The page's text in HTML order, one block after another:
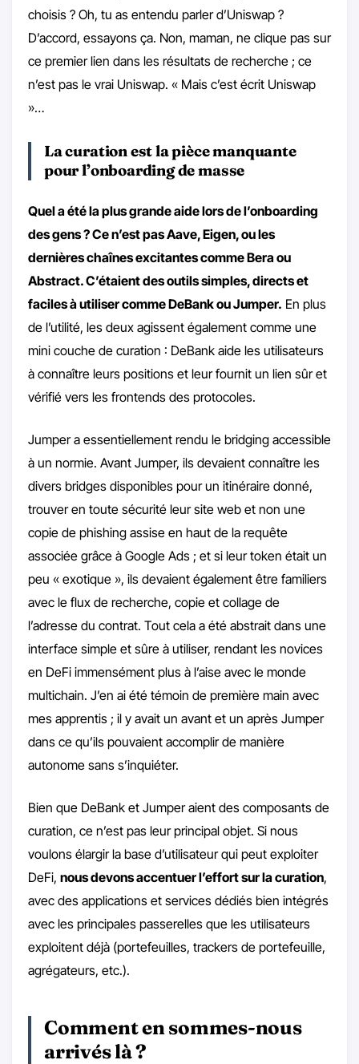
choisis ? Oh, tu as entendu parler d’Uniswap ?
D’accord, essayons ça. Non, maman, ne clique pas sur
ce premier lien dans les résultats de recherche ; ce
n’est pas le vrai Uniswap. « Mais c’est écrit Uniswap
»…
La curation est la pièce manquante
pour l’onboarding de masse
Quel a été la plus grande aide lors de l’onboarding
des gens ? Ce n’est pas Aave, Eigen, ou les
dernières chaînes excitantes comme Bera ou
Abstract. C’étaient des outils simples, directs et
faciles à utiliser comme DeBank ou Jumper. En plus
de l’utilité, les deux agissent également comme une
mini couche de curation : DeBank aide les utilisateurs
à connaître leurs positions et leur fournit un lien sûr et
vérifié vers les frontends des protocoles.
Jumper a essentiellement rendu le bridging accessible
à un normie. Avant Jumper, ils devaient connaître les
divers bridges disponibles pour un itinéraire donné,
trouver en toute sécurité leur site web et non une
copie de phishing assise en haut de la requête
associée grâce à Google Ads ; et si leur token était un
peu « exotique », ils devaient également être familiers
avec le flux de recherche, copie et collage de
l’adresse du contrat. Tout cela a été abstrait dans une
interface simple et sûre à utiliser, rendant les novices
en DeFi immensément plus à l’aise avec le monde
multichain. J’en ai été témoin de première main avec
mes apprentis ; il y avait un avant et un après Jumper
dans ce qu’ils pouvaient accomplir de manière
autonome sans s’inquiéter.
Bien que DeBank et Jumper aient des composants de
curation, ce n’est pas leur principal objet. Si nous
voulons élargir la base d’utilisateur qui peut exploiter
DeFi, nous devons accentuer l’effort sur la curation,
avec des applications et services dédiés bien intégrés
avec les principales passerelles que les utilisateurs
exploitent déjà (portefeuilles, trackers de portefeuille,
agrégateurs, etc.).
Comment en sommes-nous
arrivés là ?